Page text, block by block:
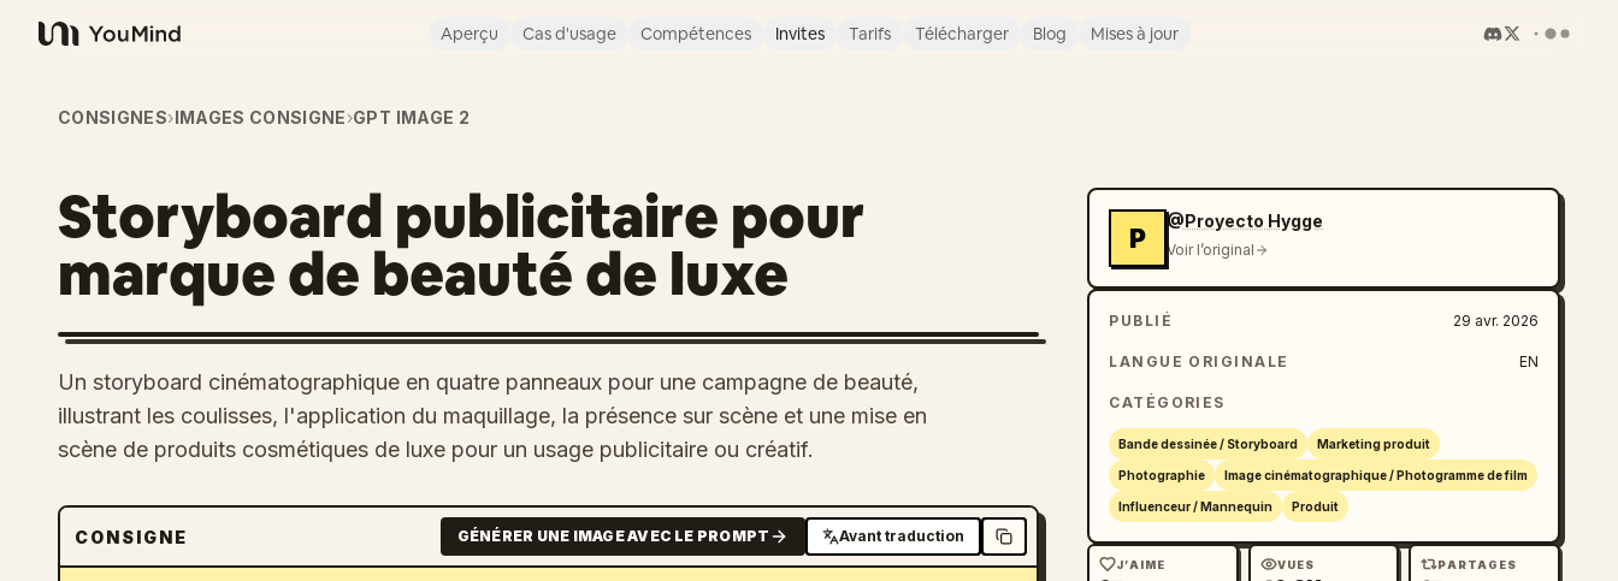
YouMind
Aperçu Cas d'usage Compétences Invites Tarifs Télécharger Blog Mises à jour
CONSIGNES›IMAGES CONSIGNE›GPT IMAGE 2
Storyboard publicitaire pour
marque de beauté de luxe
Un storyboard cinématographique en quatre panneaux pour une campagne de beauté,
illustrant les coulisses, l'application du maquillage, la présence sur scène et une mise en
scène de produits cosmétiques de luxe pour un usage publicitaire ou créatif.
CONSIGNE GÉNÉRER UNE IMAGE AVEC LE PROMPT Avant traduction
P
@Proyecto Hygge
Voir l’original
PUBLIÉ 29 avr. 2026
LANGUE ORIGINALE EN
CATÉGORIES
Bande dessinée / Storyboard Marketing produit
Photographie Image cinématographique / Photogramme de film
Influenceur / Mannequin Produit
J’AIME VUES PARTAGES